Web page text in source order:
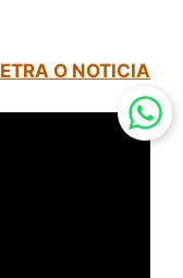
O NOTICIA